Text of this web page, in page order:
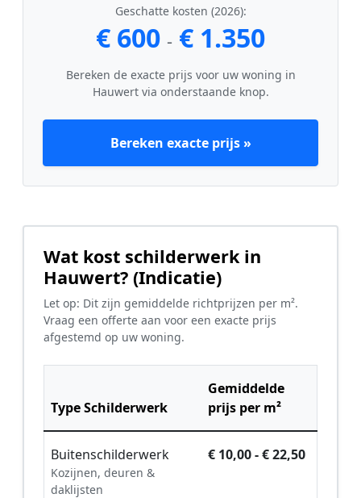
Geschatte kosten (2026):
€ 600 - € 1.350
Bereken de exacte prijs voor uw woning in
Hauwert via onderstaande knop.
Bereken exacte prijs »
Wat kost schilderwerk in
Hauwert? (Indicatie)
Let op: Dit zijn gemiddelde richtprijzen per m².
Vraag een offerte aan voor een exacte prijs
afgestemd op uw woning.
Type Schilderwerk
Gemiddelde
prijs per m²
Buitenschilderwerk
Kozijnen, deuren &
daklijsten
€ 10,00 - € 22,50